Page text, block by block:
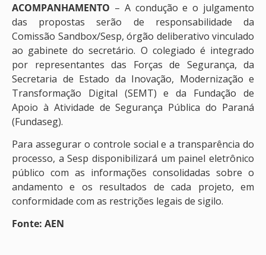
ACOMPANHAMENTO – A condução e o julgamento
das propostas serão de responsabilidade da
Comissão Sandbox/Sesp, órgão deliberativo vinculado
ao gabinete do secretário. O colegiado é integrado
por representantes das Forças de Segurança, da
Secretaria de Estado da Inovação, Modernização e
Transformação Digital (SEMT) e da Fundação de
Apoio à Atividade de Segurança Pública do Paraná
(Fundaseg).
Para assegurar o controle social e a transparência do
processo, a Sesp disponibilizará um painel eletrônico
público com as informações consolidadas sobre o
andamento e os resultados de cada projeto, em
conformidade com as restrições legais de sigilo.
Fonte: AEN